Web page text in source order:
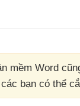
mềm Word
bạn có thể